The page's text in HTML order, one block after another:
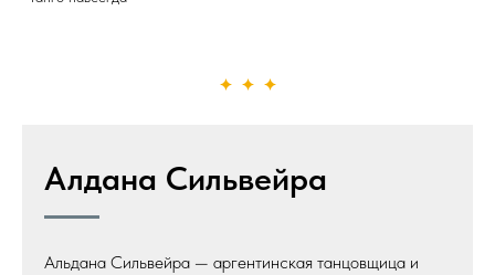
Алдана Сильвейра
Альдана Сильвейра — аргентинская танцовщица и